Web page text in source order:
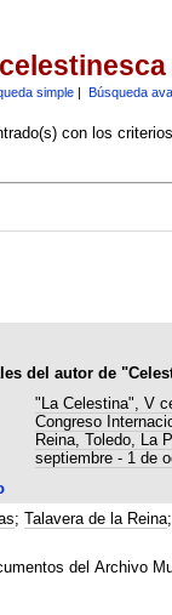
simple| Búsqueda
con los
del autor de
"La Celestina", V
Congreso
Reina, Toledo, La
septiembre - 1 de
; Talavera de la Reina
del Archivo